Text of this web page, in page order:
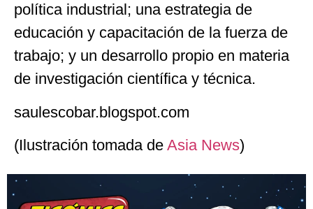
política industrial; una estrategia de
educación y capacitación de la fuerza de
trabajo; y un desarrollo propio en materia
de investigación científica y técnica.
saulescobar.blogspot.com
(Ilustración tomada de Asia News)